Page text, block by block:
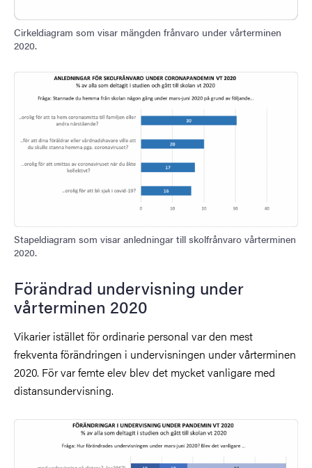
Cirkeldiagram som visar mängden frånvaro under vårterminen
2020.
Stapeldiagram som visar anledningar till skolfrånvaro vårterminen
2020.
Förändrad undervisning under
vårterminen 2020
Vikarier istället för ordinarie personal var den mest
frekventa förändringen i undervisningen under vårterminen
2020. För var femte elev blev det mycket vanligare med
distansundervisning.